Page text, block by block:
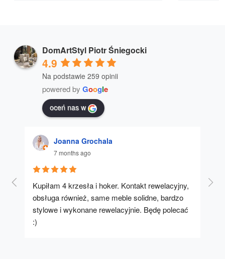
DomArtStyl Piotr Śniegocki
4.9
Na podstawie 259 opinii
powered by Google
oceń nas w
Joanna Grochala
7 months ago
Kupiłam 4 krzesła i hoker. Kontakt rewelacyjny,
obsługa również, same meble solidne, bardzo
stylowe i wykonane rewelacyjnie. Będę polecać
:)
A